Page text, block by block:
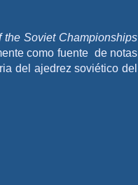
the Soviet Championships
como fuente de notas
del ajedrez soviético del